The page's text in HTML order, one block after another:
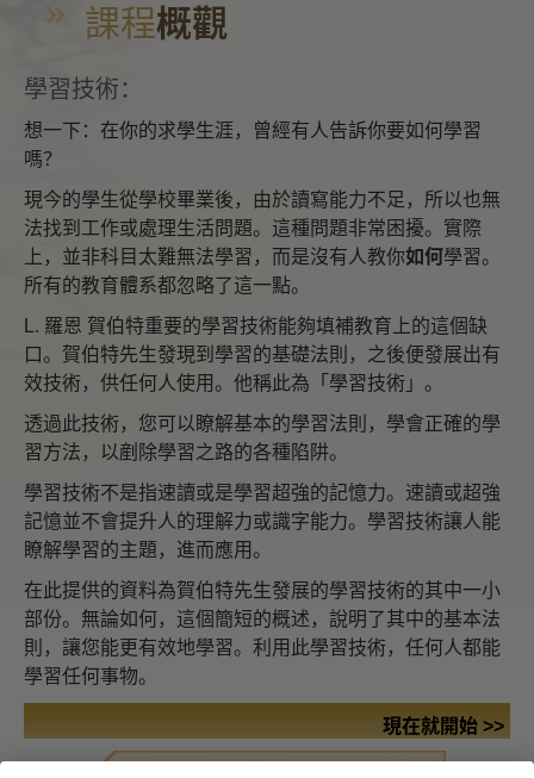
課程概觀
學習技術：
想一下：在你的求學生涯，曾經有人告訴你要如何學習
嗎？
現今的學生從學校畢業後，由於讀寫能力不足，所以也無
法找到工作或處理生活問題。這種問題非常困擾。實際
上，並非科目太難無法學習，而是沒有人教你如何學習。
所有的教育體系都忽略了這一點。
L. 羅恩 賀伯特重要的學習技術能夠填補教育上的這個缺
口。賀伯特先生發現到學習的基礎法則，之後便發展出有
效技術，供任何人使用。他稱此為「學習技術」。
透過此技術，您可以瞭解基本的學習法則，學會正確的學
習方法，以剷除學習之路的各種陷阱。
學習技術不是指速讀或是學習超強的記憶力。速讀或超強
記憶並不會提升人的理解力或識字能力。學習技術讓人能
瞭解學習的主題，進而應用。
在此提供的資料為賀伯特先生發展的學習技術的其中一小
部份。無論如何，這個簡短的概述，說明了其中的基本法
則，讓您能更有效地學習。利用此學習技術，任何人都能
學習任何事物。
現在就開始 >>